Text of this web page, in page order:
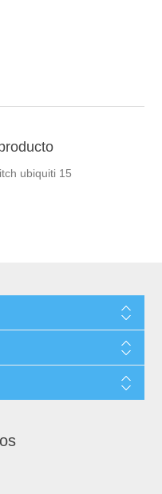
ubiquiti 15